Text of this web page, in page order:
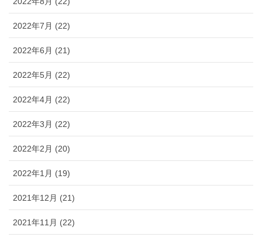
2022年7月 (22)
2022年6月 (21)
2022年5月 (22)
2022年4月 (22)
2022年3月 (22)
2022年2月 (20)
2022年1月 (19)
2021年12月 (21)
2021年11月 (22)